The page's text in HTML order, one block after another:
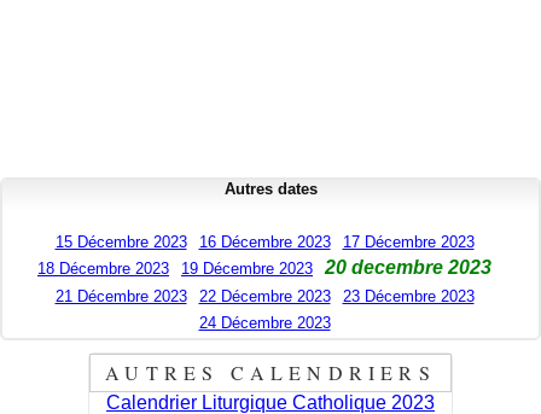
Autres dates
15 Décembre 2023 16 Décembre 2023
17 Décembre 2023
18 Décembre 2023
19 Décembre 2023 20 decembre 2023
21 Décembre 2023 22 Décembre 2023
23 Décembre 2023
24 Décembre 2023
AUTRES CALENDRIERS
Calendrier Liturgique Catholique 2023